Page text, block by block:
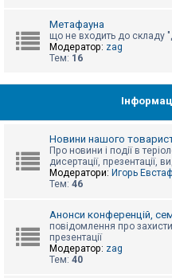
е
й
А
и
т
П
Метафауна
що не входить до складу
Модератор: zag
Тем: 16
Новини нашого
Про новини і події в
дисертації, презентації,
Модератори: Игорь
Тем: 46
Анонси конференцій,
повідомлення про
презентації
Модератор: zag
Тем: 40